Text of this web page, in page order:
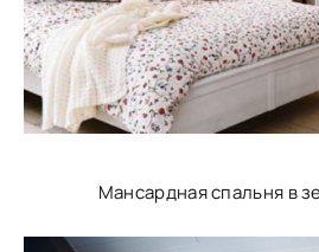
Мансардная спальня в